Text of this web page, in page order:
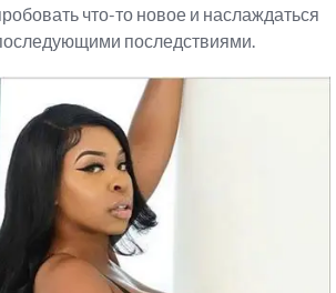
что-то новое и наслаждаться
последствиями.